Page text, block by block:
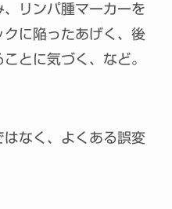
リンパ腫マーカーを
に陥ったあげく、後
とに気づく、など。
なく、よくある誤変